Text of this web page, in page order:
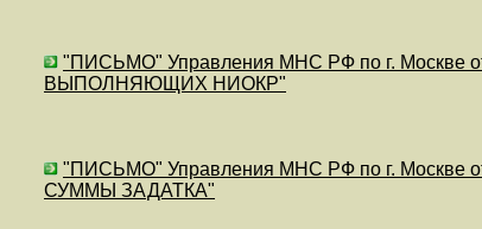
"ПИСЬМО" Управления МНС РФ по г. Москве
ВЫПОЛНЯЮЩИХ НИОКР"
"ПИСЬМО" Управления МНС РФ по г.
СУММЫ ЗАДАТКА"